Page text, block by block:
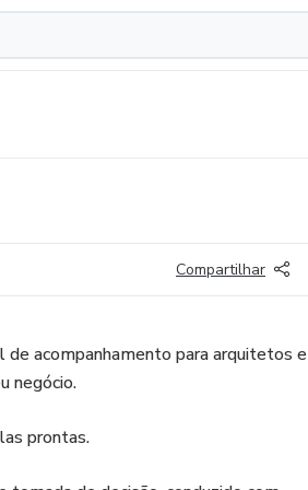
Compartilhar
acompanhamento para arquitetos e
negócio.
prontas.